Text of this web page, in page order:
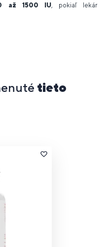
až 1500 IU, pokiaľ lekár
tieto